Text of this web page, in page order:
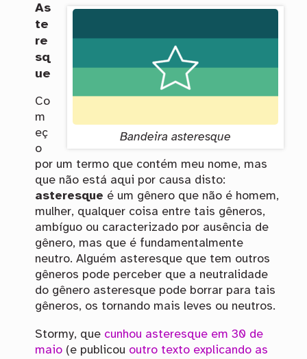
Bandeira asteresque
As
te
re
sq
ue
Co
m
eç
o
por um termo que contém meu nome, mas
que não está aqui por causa disto:
asteresque é um gênero que não é homem,
mulher, qualquer coisa entre tais gêneros,
ambíguo ou caracterizado por ausência de
gênero, mas que é fundamentalmente
neutro. Alguém asteresque que tem outros
gêneros pode perceber que a neutralidade
do gênero asteresque pode borrar para tais
gêneros, os tornando mais leves ou neutros.
Stormy, que cunhou asteresque em 30 de
maio(e publicou outro texto explicando as